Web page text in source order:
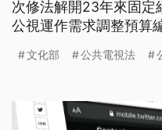
次修法解開23年來固定
公視運作需求調整預算
文化部 公共電視法